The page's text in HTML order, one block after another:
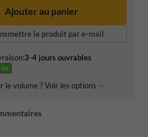
Ajouter au panier
le produit par e-mail
3-4 jours ouvrables
le volume ? Voir les options